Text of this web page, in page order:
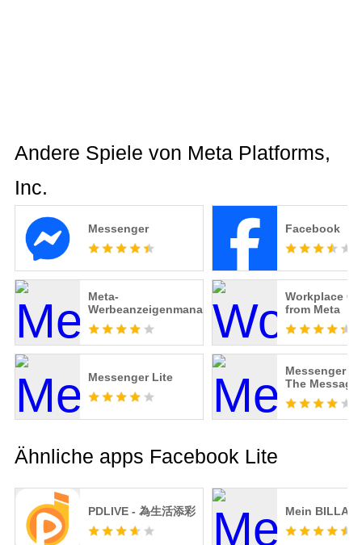
Andere Spiele von Meta Platforms,
Inc.
Messenger Facebook
Meta-
Werbeanzeigenmanager
Workplace
from Meta
Messenger Lite
Messenger
The
Ähnliche apps Facebook Lite
PDLIVE - 為生活添彩 Mein BILLA